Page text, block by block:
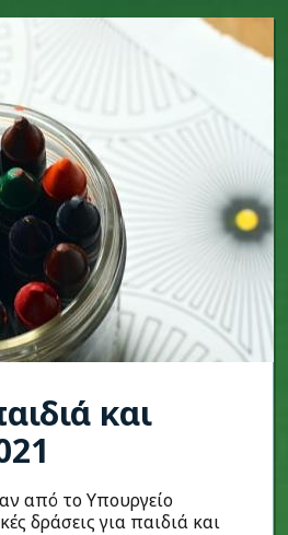
και
από το Υπουργείο
δράσεις για παιδιά και